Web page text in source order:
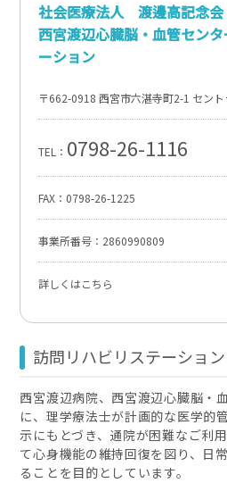
社会医療法人 渡邊高記念会
西宮渡辺心臓脳・血管セン
ーション
〒662-0918 西宮市六湛寺町2-1 セン
TEL： 0798-26-1116
FAX：0798-26-1225
事業所番号：2860990809
詳しくはこちら
訪問リハビリステーション
西宮渡辺病院、西宮渡辺心臓脳・
に、理学療法士が計画的な医学的
示にもとづき、通院が困難なご利
て心身機能の維持回復を図り、日
ることを目的としています。